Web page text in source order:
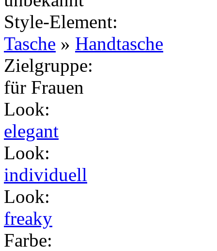
Style-Element:
Tasche » Handtasche
Zielgruppe:
für Frauen
Look:
elegant
Look:
individuell
Look:
freaky
Farbe: